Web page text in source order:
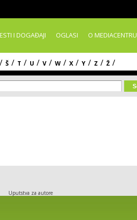
I DOGAĐAJI OGLASI O MEDIACENTRU
/ Š / T / U / V / W / X / Y / Z / Ž /
form
Uputstva za autore